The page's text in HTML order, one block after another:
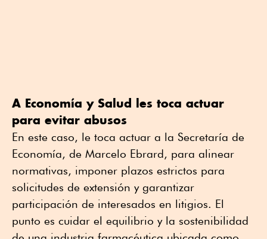
A Economía y Salud les toca actuar
para evitar abusos
En este caso, le toca actuar a la Secretaría de
Economía, de Marcelo Ebrard, para alinear
normativas, imponer plazos estrictos para
solicitudes de extensión y garantizar
participación de interesados en litigios. El
punto es cuidar el equilibrio y la sostenibilidad